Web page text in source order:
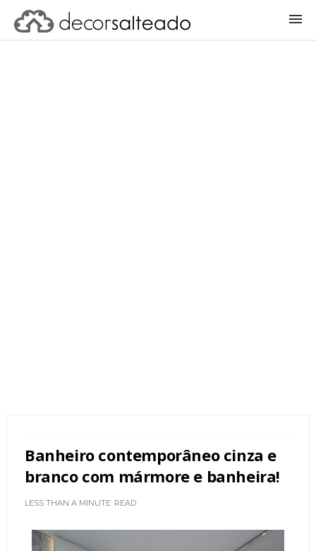
Banheiro contemporâneo cinza e
branco com mármore e banheira!
LESS THAN A MINUTE READ